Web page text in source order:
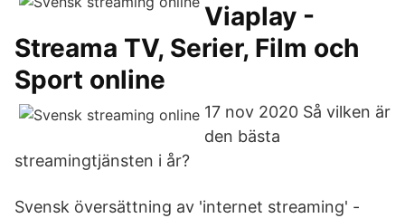
Viaplay -
Streama TV, Serier, Film och
Sport online
17 nov 2020 Så vilken är
den bästa
streamingtjänsten i år?
Svensk översättning av 'internet streaming' -